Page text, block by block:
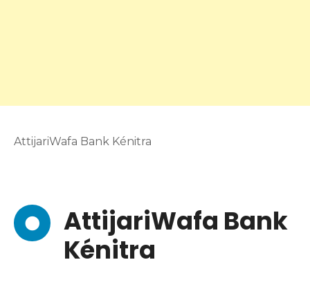
AttijariWafa Bank Kénitra
AttijariWafa Bank
Kénitra